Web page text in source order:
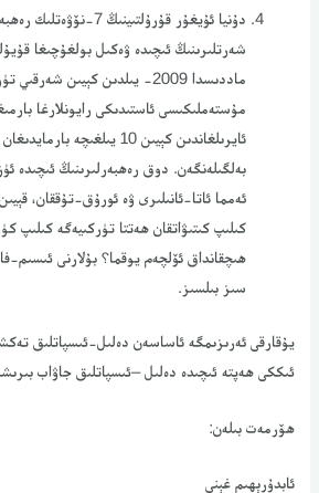
دۇنيا ئۇيغۇر قۇرۇلتىينىڭ
ماددىسدا 2009- يىلدىن كېيىن
مۇستەملىكىسى ئاستىدىكى رايونلارغا
ئايرىلغاندىن كېيىن 10
بەلگىلەنگەن. دوق رەھبەرلىرىنىڭ ئىچىدە
ئەمما ئاتا-ئانىلىرى ۋە ئورۇق-تۇققان،
كىلىپ كىتىۋاتقان ھەتتا تۈركىيەگە كىلىپ
ھىچقانداق ئۆلچەم يوقما؟ بۇلارنى ئىسىم-
سىز بىلسىز.
يۇقارقى ئەرىزىمگە ئاساسەن دەلىل-ئىسپاتلىق
ئىككى ھەپتە ئىچىدە دەلىل –ئىسپاتلىق جاۋاب
ھۆرمەت بىلەن:
ئابدۇرېھىم غېنى